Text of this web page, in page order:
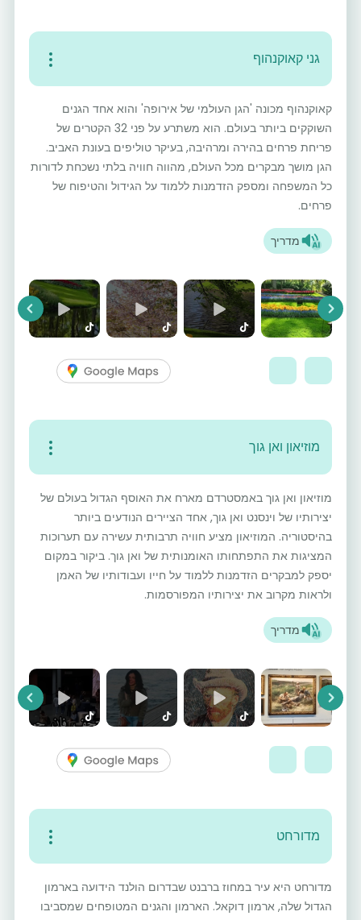
גני קאוקנהוף
קאוקנהוף מכונה 'הגן העולמי של אירופה' והוא אחד הגנים
השוקקים ביותר בעולם. הוא משתרע על פני 32 הקטרים של
פריחת פרחים בהירה ומרהיבה, בעיקר טוליפים בעונת האביב.
הגן מושך מבקרים מכל העולם, מהווה חוויה בלתי נשכחת לדורות
כל המשפחה ומספק הזדמנות ללמוד על הגידול והטיפוח של
פרחים.
מדריך
Next
מוזיאון ואן גוך
מוזיאון ואן גוך באמסטרדם מארח את האוסף הגדול בעולם של
יצירותיו של וינסנט ואן גוך, אחד הציירים הנודעים ביותר
בהיסטוריה. המוזיאון מציע חוויה תרבותית עשירה עם תערוכות
המציגות את התפתחותו האומנותית של ואן גוך. ביקור במקום
יספק למבקרים הזדמנות ללמוד על חייו ועבודותיו של האמן
ולראות מקרוב את יצירותיו המפורסמות.
מדריך
Next
מדורחט
מדורחט היא עיר במחוז ברבנט שבדרום הולנד הידועה בארמון
הגדול שלה, ארמון דוקאל. הארמון והגנים המטופחים שמסביבו